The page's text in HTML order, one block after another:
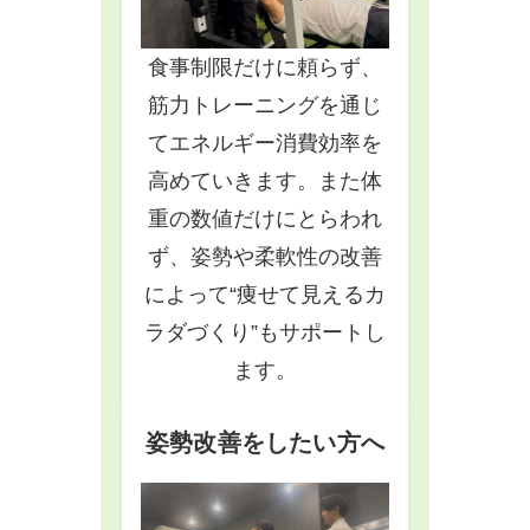
食事制限だけに頼らず、
筋力トレーニングを通じ
てエネルギー消費効率を
高めていきます。また体
重の数値だけにとらわれ
ず、姿勢や柔軟性の改善
によって“痩せて見えるカ
ラダづくり”もサポートし
ます。
姿勢改善をしたい方へ